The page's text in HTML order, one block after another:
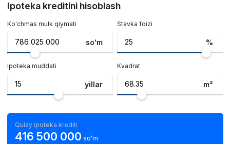
Ipoteka kreditini hisoblash
Ko'chmas mulk qiymati
soʻm
Ipoteka muddati
yillar
Stavka foizi
%
Kvadrat
m²
Qulay ipoteka krediti
416 500 000 soʻm